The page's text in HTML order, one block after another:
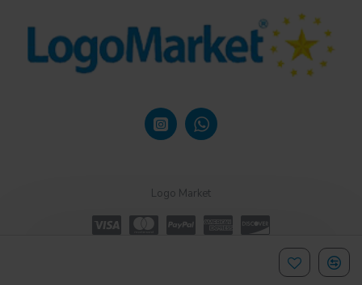
Logo Market
Design, Hosting & Support By Shopgez.com